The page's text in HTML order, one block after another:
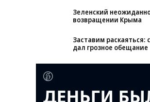
Зеленский
возвращении Крыма